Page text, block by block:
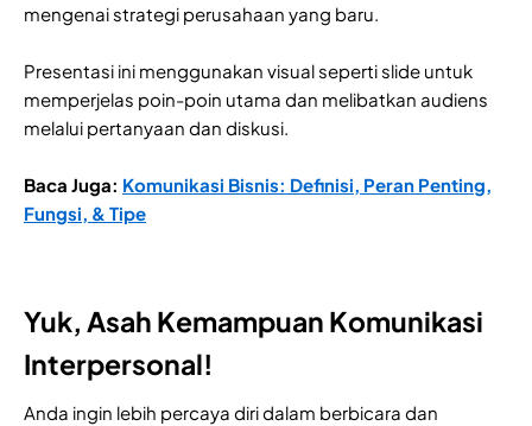
mengenai strategi perusahaan yang baru.
Presentasi ini menggunakan visual seperti slide untuk
memperjelas poin-poin utama dan melibatkan audiens
melalui pertanyaan dan diskusi.
Baca Juga: Komunikasi Bisnis: Definisi, Peran Penting,
Fungsi, & Tipe
Yuk, Asah Kemampuan Komunikasi
Interpersonal!
Anda ingin lebih percaya diri dalam berbicara dan